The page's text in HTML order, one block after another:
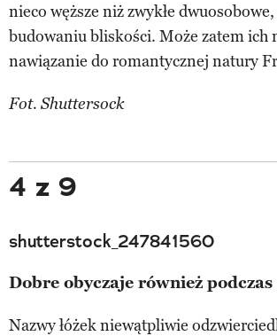
nieco węższe niż zwykłe
budowaniu bliskości. Może zatem ich
nawiązanie do romantycznej natury
Fot. Shuttersock
4 z 9
shutterstock_247841560
Dobre obyczaje również
Nazwy łóżek niewątpliwie